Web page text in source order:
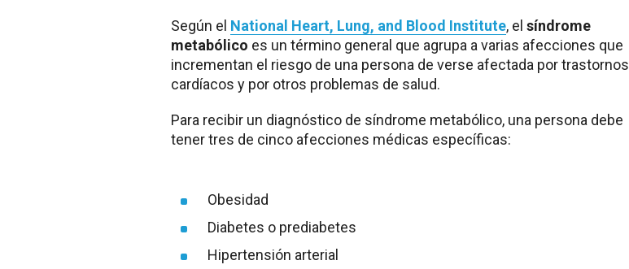
Según el National Heart, Lung, and Blood Institute, el síndrome
metabólico es un término general que agrupa a varias afecciones que
incrementan el riesgo de una persona de verse afectada por trastornos
cardíacos y por otros problemas de salud.
Para recibir un diagnóstico de síndrome metabólico, una persona debe
tener tres de cinco afecciones médicas específicas:
Obesidad
Diabetes o prediabetes
Hipertensión arterial